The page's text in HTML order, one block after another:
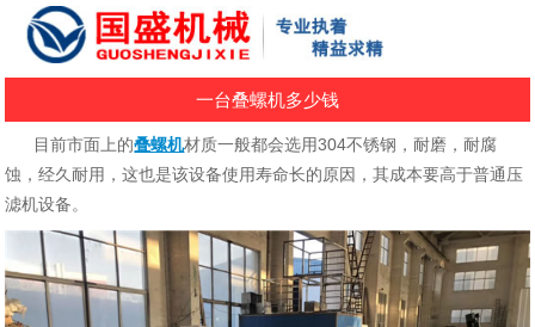
一台叠螺机多少钱
目前市面上的叠螺机材质一般都会选用304不锈钢，耐磨，耐腐
蚀，经久耐用，这也是该设备使用寿命长的原因，其成本要高于普通压
滤机设备。